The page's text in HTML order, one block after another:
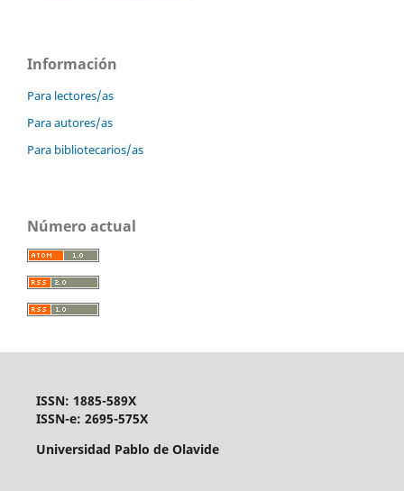
Información
Para lectores/as
Para autores/as
Para bibliotecarios/as
Número actual
ISSN: 1885-589X
ISSN-e: 2695-575X
Universidad Pablo de Olavide